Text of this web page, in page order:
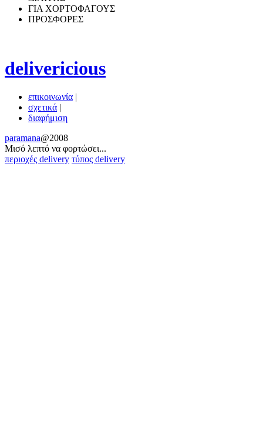
ΓΙΑ ΧΟΡΤΟΦΑΓΟΥΣ
ΠΡΟΣΦΟΡΕΣ
delivericious
επικοινωνία |
σχετικά |
διαφήμιση
paramana@2008
Μισό λεπτό να φoρτώσει...
περιοχές delivery τύπος delivery